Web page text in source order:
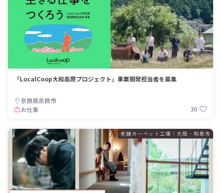
「LocalCoop大和高原プロジェクト」事業開発担当者を募集
奈良県奈良市
お仕事
30